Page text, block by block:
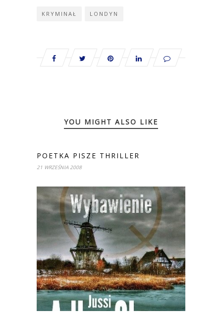
KRYMINAŁ LONDYN
YOU MIGHT ALSO LIKE
POETKA PISZE THRILLER
21 WRZEŚNIA 2008